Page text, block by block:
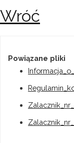
Wróć
Powiązane pliki